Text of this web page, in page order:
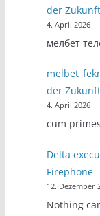
der
4. April 2026
мелбет
der
4. April 2026
cum
Delta
Firephone
12. Dezember
Nothing